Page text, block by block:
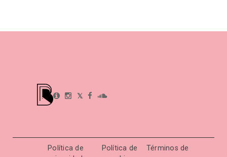
𝕏
Política de
Política de
Términos de